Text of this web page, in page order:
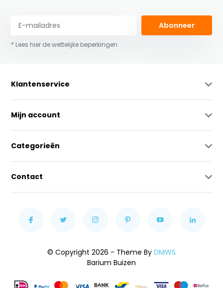
Abonneer
* Lees hier de wettelijke beperkingen
Klantenservice
Mijn account
Categorieën
Contact
© Copyright 2026 - Theme By DMWS
Barium Buizen